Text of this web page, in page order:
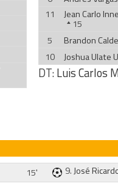
11
Jean Carlo
15
5
Brandon
10
Joshua Ulate
DT:Luis Carlos
15' 9.José